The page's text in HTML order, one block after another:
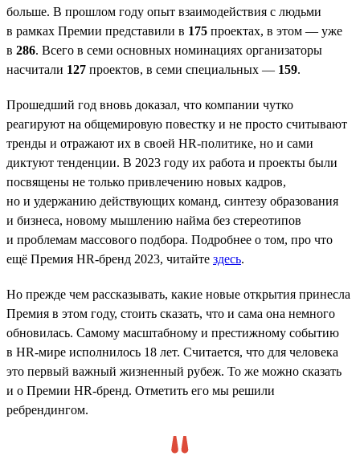
больше. В прошлом году опыт взаимодействия с людьми
в рамках Премии представили в 175 проектах, в этом — уже
в 286. Всего в семи основных номинациях организаторы
насчитали 127 проектов, в семи специальных — 159.
Прошедший год вновь доказал, что компании чутко
реагируют на общемировую повестку и не просто считывают
тренды и отражают их в своей HR-политике, но и сами
диктуют тенденции. В 2023 году их работа и проекты были
посвящены не только привлечению новых кадров,
но и удержанию действующих команд, синтезу образования
и бизнеса, новому мышлению найма без стереотипов
и проблемам массового подбора. Подробнее о том, про что
ещё Премия HR-бренд 2023, читайте здесь.
Но прежде чем рассказывать, какие новые открытия принесла
Премия в этом году, стоить сказать, что и сама она немного
обновилась. Самому масштабному и престижному событию
в HR-мире исполнилось 18 лет. Считается, что для человека
это первый важный жизненный рубеж. То же можно сказать
и о Премии HR-бренд. Отметить его мы решили
ребрендингом.